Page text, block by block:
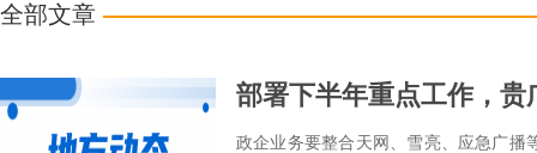
全部文章
部署下半年重点工作，贵
政企业务要整合天网、雪亮、应急广播